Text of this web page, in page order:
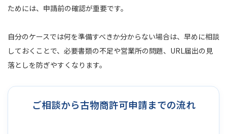
ためには、申請前の確認が重要です。
自分のケースでは何を準備すべきか分からない場合は、早めに相談
しておくことで、必要書類の不足や営業所の問題、URL届出の見
落としを防ぎやすくなります。
ご相談から古物商許可申請までの流れ